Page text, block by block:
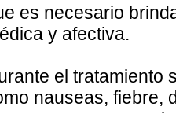
es necesario
y afectiva.
el tratamiento
nauseas, fiebre,